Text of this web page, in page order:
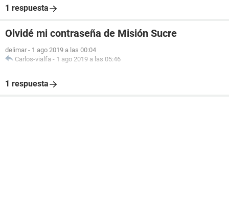
1 respuesta
Olvidé mi contraseña de Misión Sucre
delimar - 1 ago 2019 a las 00:04
Carlos-vialfa - 1 ago 2019 a las 05:46
1 respuesta